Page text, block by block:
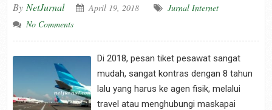
By NetJurnal April 19, 2018
Jurnal Internet
No Comments
Di 2018, pesan tiket pesawat sangat
mudah, sangat kontras dengan 8 tahun
lalu yang harus ke agen fisik, melalui
travel atau menghubungi maskapai